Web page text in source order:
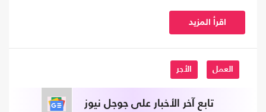
اقرأ المزيد
العمل الأجر
تابع آخر الأخبار على جوجل نيوز